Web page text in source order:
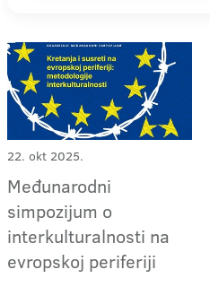
22. okt 2025.
Međunarodni
simpozijum o
interkulturalnosti na
evropskoj periferiji